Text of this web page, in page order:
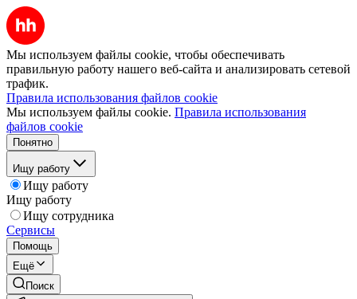
Мы используем файлы cookie, чтобы обеспечивать
правильную работу нашего веб-сайта и анализировать сетевой
трафик.
Правила использования файлов cookie
Мы используем файлы cookie. Правила использования
файлов cookie
Понятно
Ищу работу
Ищу работу
Ищу работу
Ищу сотрудника
Сервисы
Помощь
Ещё
Поиск